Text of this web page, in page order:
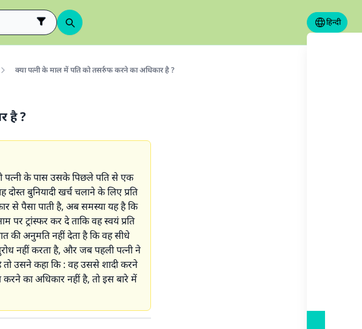
हिन्दी
क्या पत्नी के माल में पति को तसर्रुफ करने का अधिकार है ?
है ?
पत्नी के पास उसके पिछले पति से एक
बुनियादी खर्च चलाने के लिए प्रति
से पैसा पाती है, अब समस्या यह है कि
पर ट्रांस्फर कर दे ताकि वह स्वयं प्रति
की अनुमति नहीं देता है कि वह सीधे
नहीं करता है, और जब पहली पत्नी ने
तो उसने कहा कि : वह उससे शादी करने
करने का अधिकार नहीं है, तो इस बारे में